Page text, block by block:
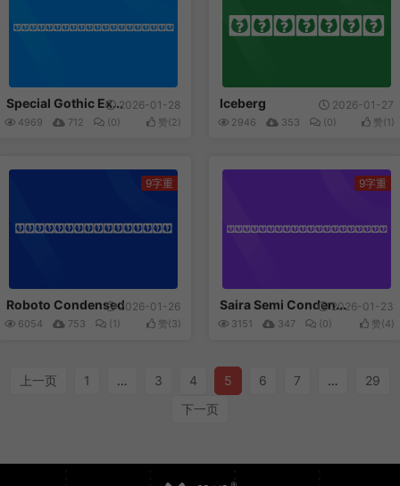
Special Gothic Ex...
Special Gothic Ex...2026-01-28
4969 712 (0) 赞(2)
Iceberg
Iceberg 2026-01-27
2946 353 (0) 赞(1)
Roboto Condensed
9字重
Roboto Condensed2026-01-26
6054 753 (1) 赞(3)
Saira Semi Conden...
9字重
Saira Semi Conden...2026-01-23
3151 347 (0) 赞(4)
上一页 1 … 3 4 5 6 7 …
29
下一页